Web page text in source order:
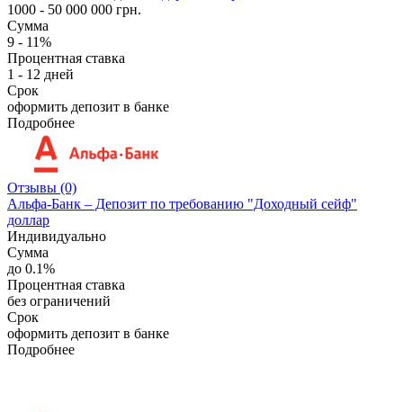
1000 - 50 000 000 грн.
Сумма
9 - 11%
Процентная ставка
1 - 12 дней
Срок
оформить депозит в банке
Подробнее
Отзывы (0)
Альфа-Банк – Депозит по требованию "Доходный сейф"
доллар
Индивидуально
Сумма
до 0.1%
Процентная ставка
без ограничений
Срок
оформить депозит в банке
Подробнее